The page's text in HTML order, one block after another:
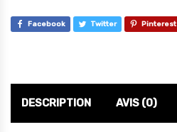
Facebook Twitter Pinterest
DESCRIPTION AVIS (0)